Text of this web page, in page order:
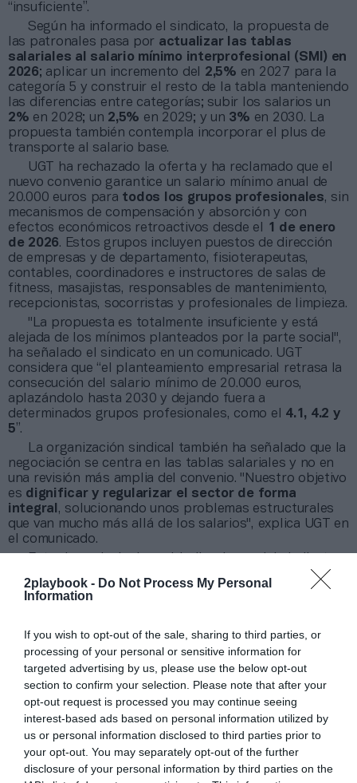
2playbook - Do Not Process My Personal
Information
If you wish to opt-out of the sale, sharing to third parties, or
processing of your personal or sensitive information for
targeted advertising by us, please use the below opt-out
section to confirm your selection. Please note that after your
opt-out request is processed you may continue seeing
interest-based ads based on personal information utilized by
us or personal information disclosed to third parties prior to
your opt-out. You may separately opt-out of the further
disclosure of your personal information by third parties on the
“insuficiente”.
Según ha informado el sindicato, la propuesta de
las patronales pasa por actualizar las tablas
salariales al salario mínimo interprofesional (SMI) en
2026; aplicar un incremento del 2,5% en 2027 para la
categoría 5 y construir el resto de la tabla manteniendo
las diferencias entre categorías; subir los salarios un
2% en 2028; un 2,5% en 2029; y un 3% en 2030. La
propuesta también contempla incorporar el plus de
transporte al salario base.
UGT ha rechazado la oferta y ha reclamado que el
nuevo convenio garantice un salario mínimo anual de
20.000 euros para todos los grupos profesionales, sin
mecanismos de compensación y absorción y con
efectos económicos retroactivos desde el
1 de enero
de 2026. Estos grupos incluyen puestos de dirección
de empresas y de departamento, fisioterapeutas,
contables, coordinadores e instructores de salas de
fitness, masajistas, responsables de mantenimiento,
recepcionistas, socorristas y profesionales de limpieza.
"La propuesta es totalmente insuficiente y está
alejada de los mínimos planteados por la parte social",
ha señalado el sindicato en un comunicado. UGT
considera que “el planteamiento empresarial retrasa la
consecución del salario mínimo de 20.000 euros,
aplazándolo hasta 2030 y dejando fuera a
determinados grupos profesionales, como el 4.1, 4.2 y
5”.
La organización sindical también ha señalado que la
negociación se centra en las tablas salariales y no en
una revisión más amplia del convenio. "Nuestro objetivo
es dignificar y regularizar el sector de forma
integral , solucionando unos problemas estructurales
que van mucho más allá de los salarios", explica UGT en
el comunicado.
menos de 20.000 euros anuales. “Exigimos que estos
20.000 euros sean reales en las nóminas
absorción siga operando”, clarifica el sindicato en la
información.
Tras el encuentro, las partes acordaron volver a
reunirse el próximo1 de julio . “En esta próxima cita, y a
fin de poder obtener por parte de la patronal una
valoración concreta del conjunto de nuestra plataforma
social, se abordarán los puntos fundamentales de la
misma”, concluye el comunicado. Fuentes de FNEID
consultadas por este medio han declinado realizar
declaraciones al respecto de la negociación hasta la